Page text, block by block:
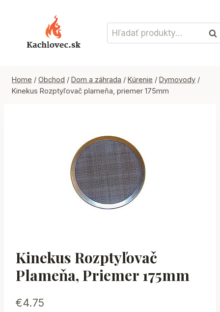
Hľadať:
Home / Obchod / Dom a záhrada / Kúrenie / Dymovody /
Kinekus Rozptyľovač plameňa, priemer 175mm
Kinekus Rozptyľovač
Plameňa, Priemer 175mm
€4.75